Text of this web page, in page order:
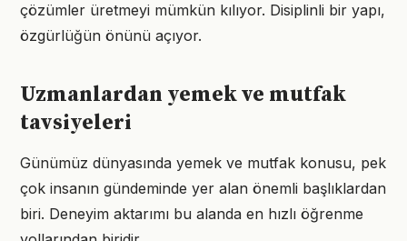
çözümler üretmeyi mümkün kılıyor. Disiplinli bir yapı,
özgürlüğün önünü açıyor.
Uzmanlardan yemek ve mutfak
tavsiyeleri
Günümüz dünyasında yemek ve mutfak konusu, pek
çok insanın gündeminde yer alan önemli başlıklardan
biri. Deneyim aktarımı bu alanda en hızlı öğrenme